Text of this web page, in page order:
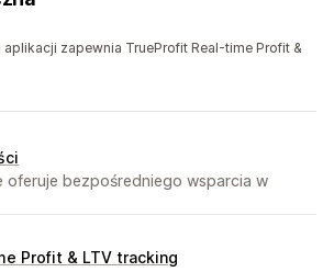
zapewnia TrueProfit Real-time Profit &
oferuje bezpośredniego wsparcia w
Profit & LTV tracking